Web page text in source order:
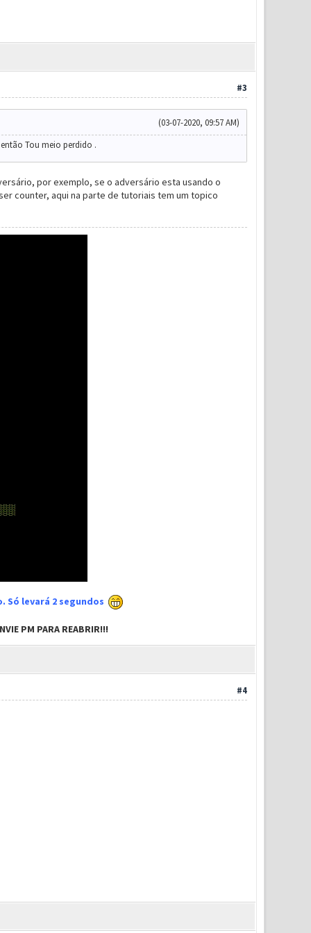
#3
(03-07-2020, 09:57 AM)
Tou meio perdido .
por exemplo, se o adversário esta usando o
counter, aqui na parte de tutoriais tem um topico
Só levará 2 segundos
PM PARA REABRIR!!!
#4